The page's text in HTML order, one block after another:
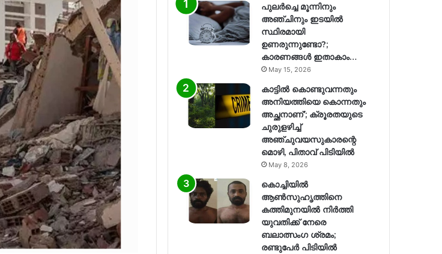
പുലർച്ചെ മൂന്നിനും
അഞ്ചിനും ഇടയിൽ
സ്ഥിരമായി
ഉണരുന്നുണ്ടോ?;
കാരണങ്ങള്‍ ഇതാകാം…
May 15, 2026
കാട്ടിൽ കൊണ്ടുവന്നതും
അനിയത്തിയെ കൊന്നതും
അച്ഛനാണ്’; ക്രൂരതയുടെ
ചുരുളഴിച്ച്
അഞ്ചുവയസുകാരന്റെ
മൊഴി, പിതാവ് പിടിയിൽ
May 8, 2026
കൊച്ചിയിൽ
ആൺസുഹൃത്തിനെ
കത്തിമുനയിൽ നിർത്തി
യുവതിക്ക് നേരെ
ബലാത്സംഗ​ ശ്രമം;
രണ്ടുപേർ പിടിയിൽ